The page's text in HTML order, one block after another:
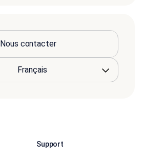
Nous contacter
Support